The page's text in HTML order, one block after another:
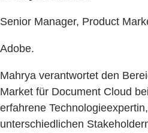
Senior Manager, Product
Adobe.
Mahrya verantwortet den
Market für Document Cloud
erfahrene
unterschiedlichen